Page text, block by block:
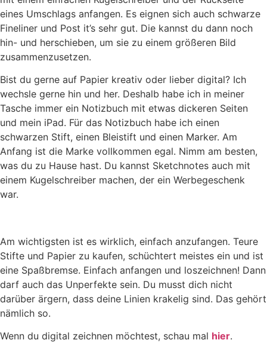
eines Umschlags anfangen. Es eignen sich auch schwarze
Fineliner und Post it’s sehr gut. Die kannst du dann noch
hin- und herschieben, um sie zu einem größeren Bild
zusammenzusetzen.
Bist du gerne auf Papier kreativ oder lieber digital? Ich
wechsle gerne hin und her. Deshalb habe ich in meiner
Tasche immer ein Notizbuch mit etwas dickeren Seiten
und mein iPad. Für das Notizbuch habe ich einen
schwarzen Stift, einen Bleistift und einen Marker. Am
Anfang ist die Marke vollkommen egal. Nimm am besten,
was du zu Hause hast. Du kannst Sketchnotes auch mit
einem Kugelschreiber machen, der ein Werbegeschenk
war.
Am wichtigsten ist es wirklich, einfach anzufangen. Teure
Stifte und Papier zu kaufen, schüchtert meistes ein und ist
eine Spaßbremse. Einfach anfangen und loszeichnen! Dann
darf auch das Unperfekte sein. Du musst dich nicht
darüber ärgern, dass deine Linien krakelig sind. Das gehört
nämlich so.
Wenn du digital zeichnen möchtest, schau mal hier.